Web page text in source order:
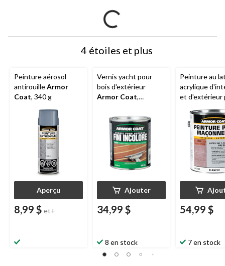
4 étoiles et plus
Peinture aérosol
antirouilleArmor
Coat, 340 g
Aperçu
8,99 $ et+
Vernis yacht pour
bois d'extérieur
Armor Coat,
946 mL/1 pinte
Ajouter
34,99 $
8 en stock
Peinture au
acrylique
et d'extérieur
Coat, mat,
3,78 L/1 gallon
54,99 $
7 en stock